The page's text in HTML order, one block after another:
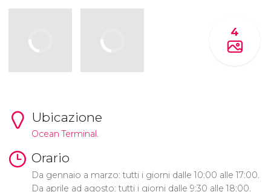
4
Ubicazione
Ocean Terminal.
Orario
Da gennaio a marzo: tutti i giorni dalle 10:00 alle 17:00.
Da aprile ad agosto: tutti i giorni dalle 9:30 alle 18:00.